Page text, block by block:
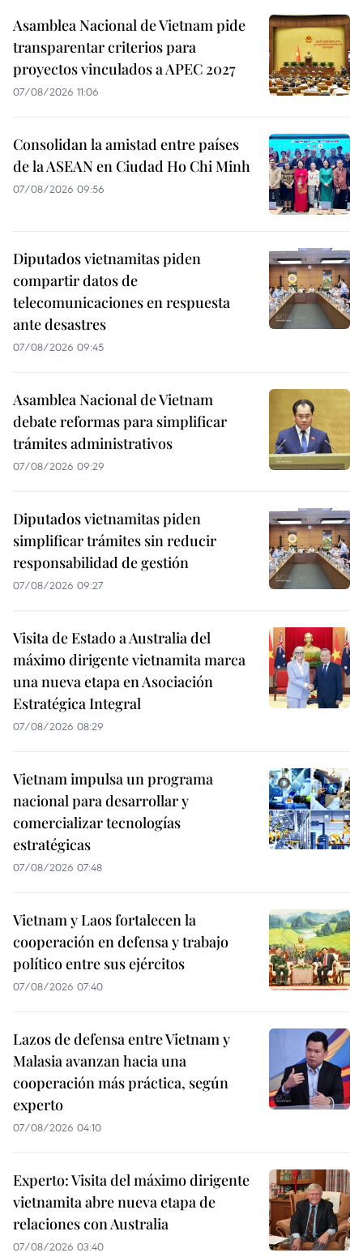
Asamblea Nacional de Vietnam pide
transparentar criterios para
proyectos vinculados a APEC 2027
07/08/2026 11:06
Consolidan la amistad entre países
de la ASEAN en Ciudad Ho Chi Minh
07/08/2026 09:56
Diputados vietnamitas piden
compartir datos de
telecomunicaciones en respuesta
ante desastres
07/08/2026 09:45
Asamblea Nacional de Vietnam
debate reformas para simplificar
trámites administrativos
07/08/2026 09:29
Diputados vietnamitas piden
simplificar trámites sin reducir
responsabilidad de gestión
07/08/2026 09:27
Visita de Estado a Australia del
máximo dirigente vietnamita marca
una nueva etapa en Asociación
Estratégica Integral
07/08/2026 08:29
Vietnam impulsa un programa
nacional para desarrollar y
comercializar tecnologías
estratégicas
07/08/2026 07:48
Vietnam y Laos fortalecen la
cooperación en defensa y trabajo
político entre sus ejércitos
07/08/2026 07:40
Lazos de defensa entre Vietnam y
Malasia avanzan hacia una
cooperación más práctica, según
experto
07/08/2026 04:10
Experto: Visita del máximo dirigente
vietnamita abre nueva etapa de
relaciones con Australia
07/08/2026 03:40